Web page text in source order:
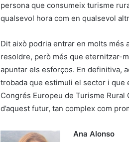
persona que consumeix turisme
qualsevol hora com en qualsevol
Dit això podria entrar en molts
resoldre, però més que eternitzar-
apuntar els esforços. En definitiva,
trobada que estimuli el sector i que
Congrés Europeu de Turisme
d’aquest futur, tan complex com
Ana Alonso